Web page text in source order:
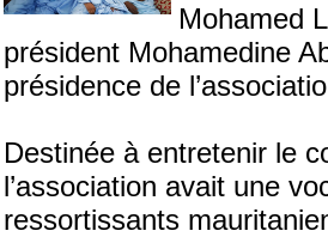
Mohamed
président Mohamedine
présidence de
Destinée à entretenir le
l’association avait une
ressortissants